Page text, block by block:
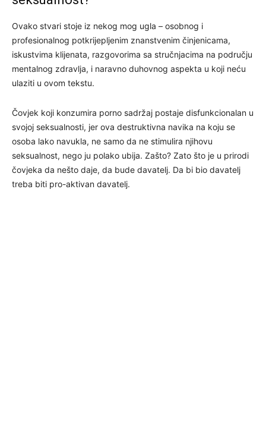
Ovako stvari stoje iz nekog mog ugla – osobnog i
profesionalnog potkrijepljenim znanstvenim činjenicama,
iskustvima klijenata, razgovorima sa stručnjacima na području
mentalnog zdravlja, i naravno duhovnog aspekta u koji neću
ulaziti u ovom tekstu.
Čovjek koji konzumira porno sadržaj postaje disfunkcionalan u
svojoj seksualnosti, jer ova destruktivna navika na koju se
osoba lako navukla, ne samo da ne stimulira njihovu
seksualnost, nego ju polako ubija. Zašto? Zato što je u prirodi
čovjeka da nešto daje, da bude davatelj. Da bi bio davatelj
treba biti pro-aktivan davatelj.